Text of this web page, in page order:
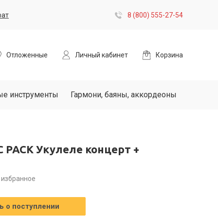
8 (800) 555-27-54
Отложенные Личный кабинет Корзина
инструменты Гармони, баяны, аккордеоны
PACK Укулеле концерт +
избранное
о поступлении